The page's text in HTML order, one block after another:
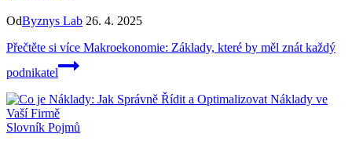
OdByznys Lab 26. 4. 2025
Přečtěte si více Makroekonomie: Základy, které by měl znát každý
podnikatel
Slovník Pojmů